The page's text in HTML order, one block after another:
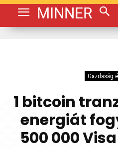
MINNER
Gazdaság
1 bitcoin
energiát
500 000